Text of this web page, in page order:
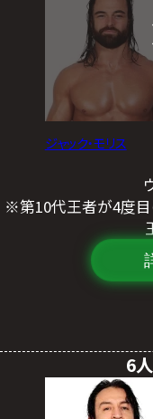
ジャック・モリス
※第10代王者が4度目
6